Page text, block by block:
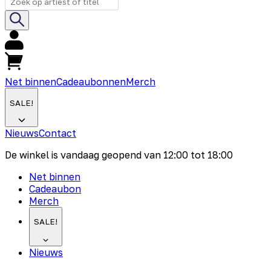
Net binnenCadeaubonnenMerch
SALE!
NieuwsContact
De winkel is vandaag geopend van 12:00 tot 18:00
Net binnen
Cadeaubon
Merch
SALE!
Nieuws